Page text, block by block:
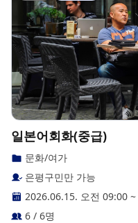
일본어회화(중급)
문화/여가
은평구민만 가능
2026.06.15. 오전 09:00 ~
6 / 6명